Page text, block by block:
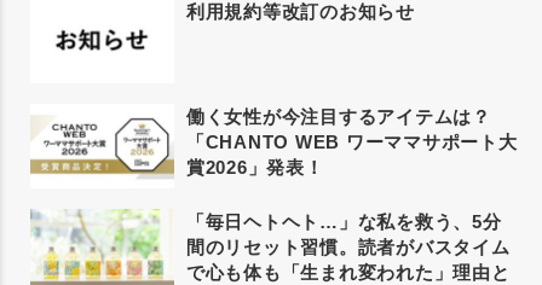
利用規約等改訂のお知らせ
働く女性が今注目するアイテムは？
「CHANTO WEB ワーママサポート大
賞2026」発表！
「毎日ヘトヘト…」な私を救う、5分
間のリセット習慣。読者がバスタイム
で心も体も「生まれ変われた」理由と